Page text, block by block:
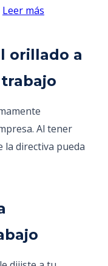
Leer más
orillado a
Al tener
la directiva pueda